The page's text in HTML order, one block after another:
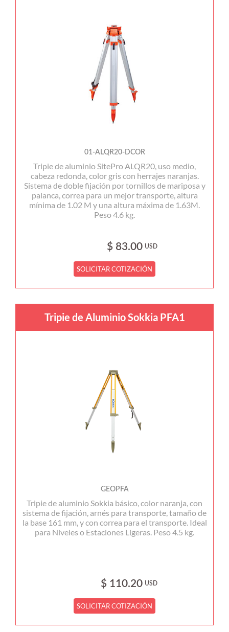
01-ALQR20-DCOR
Tripie de aluminio SitePro ALQR20, uso medio,
cabeza redonda, color gris con herrajes naranjas.
Sistema de doble fijación por tornillos de mariposa y
palanca, correa para un mejor transporte, altura
mínima de 1.02 M y una altura máxima de 1.63M.
Peso 4.6 kg.
$ 83.00 USD
SOLICITAR COTIZACIÓN
Tripie de Aluminio Sokkia PFA1
GEOPFA
Tripie de aluminio Sokkia básico, color naranja, con
sistema de fijación, arnés para transporte, tamaño de
la base 161 mm, y con correa para el transporte. Ideal
para Niveles o Estaciones Ligeras. Peso 4.5 kg.
$ 110.20 USD
SOLICITAR COTIZACIÓN